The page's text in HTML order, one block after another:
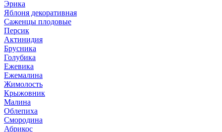
Эрика
Яблоня декоративная
Саженцы плодовые
Персик
Актинидия
Брусника
Голубика
Ежевика
Ежемалина
Жимолость
Крыжовник
Малина
Облепиха
Смородина
Абрикос